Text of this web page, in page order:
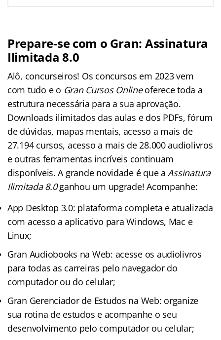
Prepare-se com o Gran: Assinatura
Ilimitada 8.0
Alô, concurseiros! Os concursos em 2023 vem
com tudo e o Gran Cursos Onlineoferece toda a
estrutura necessária para a sua aprovação.
Downloads ilimitados das aulas e dos PDFs, fórum
de dúvidas, mapas mentais, acesso a mais de
27.194 cursos, acesso a mais de 28.000 audiolivros
e outras ferramentas incríveis continuam
disponíveis. A grande novidade é que aAssinatura
Ilimitada 8.0ganhou um upgrade! Acompanhe:
App Desktop 3.0: plataforma completa e atualizada
com acesso a aplicativo para Windows, Mac e
Linux;
Gran Audiobooks na Web: acesse os audiolivros
para todas as carreiras pelo navegador do
computador ou do celular;
Gran Gerenciador de Estudos na Web: organize
sua rotina de estudos e acompanhe o seu
desenvolvimento pelo computador ou celular;